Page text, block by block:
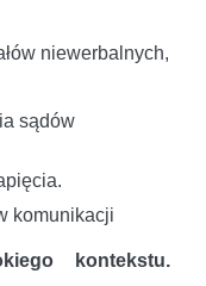
niewerbalnych,
sądów
komunikacji
kontekstu.